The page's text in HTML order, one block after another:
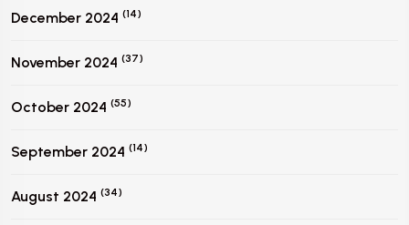
December 2024 (14)
November 2024 (37)
October 2024 (55)
September 2024 (14)
August 2024 (34)